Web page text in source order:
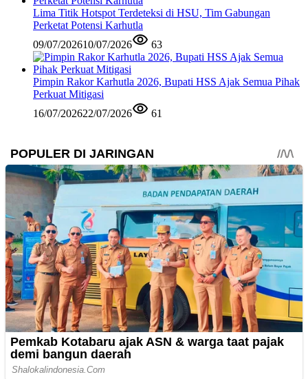
Lima Titik Hotspot Terdeteksi di HSU, Tim Gabungan
Perketat Potensi Karhutla
09/07/202610/07/2026 63
Pimpin Rakor Karhutla 2026, Bupati HSS Ajak Semua Pihak
Perkuat Mitigasi
16/07/202622/07/2026 61